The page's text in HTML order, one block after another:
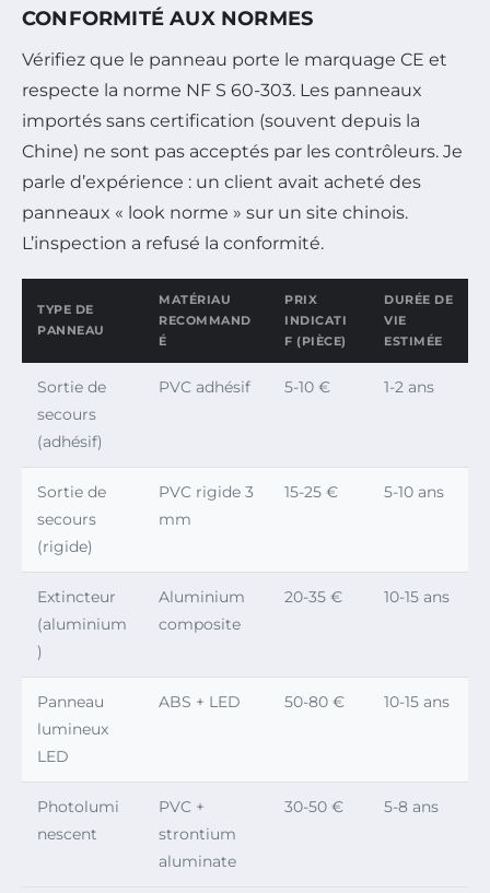
CONFORMITÉ AUX NORMES
Vérifiez que le panneau porte le marquage CE et
respecte la norme NF S 60-303. Les panneaux
importés sans certification (souvent depuis la
Chine) ne sont pas acceptés par les contrôleurs. Je
parle d’expérience : un client avait acheté des
panneaux « look norme » sur un site chinois.
L’inspection a refusé la conformité.
TYPE DE
PANNEAU
MATÉRIAU
RECOMMAND
É
PRIX
INDICATI
F (PIÈCE)
DURÉE DE
VIE
ESTIMÉE
Sortie de
secours
(adhésif)
PVC adhésif 5-10 € 1-2 ans
Sortie de
secours
(rigide)
PVC rigide 3
mm
15-25 € 5-10 ans
Extincteur
(aluminium
)
Aluminium
composite
20-35 € 10-15 ans
Panneau
lumineux
LED
ABS + LED 50-80 € 10-15 ans
Photolumi
nescent
PVC +
strontium
aluminate
30-50 € 5-8 ans